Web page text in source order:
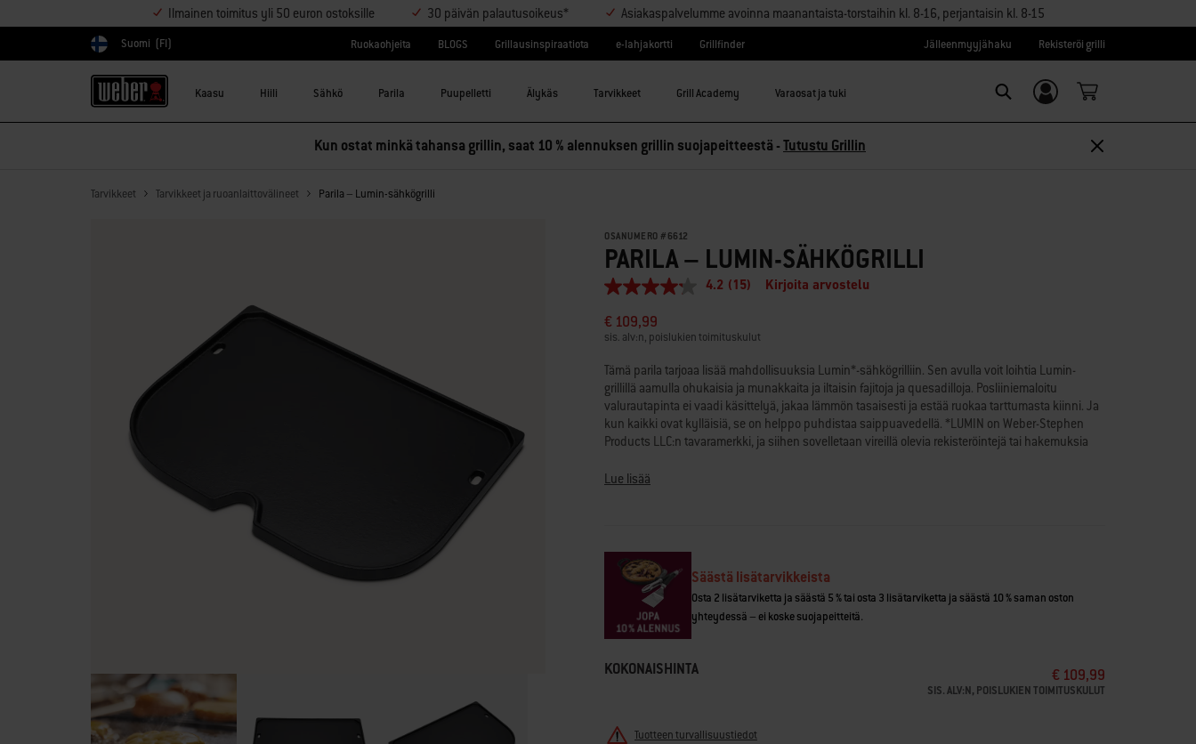
Ilmainen toimitus yli 50 euron ostoksille 30 päivän palautusoikeus* Asiakaspalvelumme avoinna maanantaista-torstaihin kl. 8-16, perjantaisin kl. 8-15
Valitse maa
Suomi (FI) Ruokaohjeita BLOGS Grillausinspiraatiota e-lahjakortti Grillfinder Jälleenmyyjähaku Rekisteröi grilli
Kaasu Hiili Sähkö Parila Puupelletti Älykäs Tarvikkeet Grill Academy Varaosat ja tuki
Kirjaudu sisään/
Rekisteröidy
Kun ostat minkä tahansa grillin, saat 10 % alennuksen grillin suojapeitteestä -Tutustu Grillin
Tarvikkeet Tarvikkeet ja ruoanlaittovälineet Parila – Lumin-sähkögrilli
OSANUMERO # 6612
PARILA – LUMIN-SÄHKÖGRILLI
4.2
5
tähteä,
keskimääräinen
arvosana.
Read
15
Reviews.
Saman
sivun
linkki.
4.2 (15) Kirjoita arvostelu
€ 109,99
sis. alv:n, poislukien toimituskulut
Tämä parila tarjoaa lisää mahdollisuuksia Lumin*-sähkögrilliin. Sen avulla voit loihtia Lumin-
grillillä aamulla ohukaisia ja munakkaita ja iltaisin fajitoja ja quesadilloja. Posliiniemaloitu
valurautapinta ei vaadi käsittelyä, jakaa lämmön tasaisesti ja estää ruokaa tarttumasta kiinni. Ja
kun kaikki ovat kylläisiä, se on helppo puhdistaa saippuavedellä. *LUMIN on Weber-Stephen
Products LLC:n tavaramerkki, ja siihen sovelletaan vireillä olevia rekisteröintejä tai hakemuksia
• Ruoka ei tartu posliiniemaloituun pinnoitteeseen
• Kohotetut reunat pitävät ruoan grillissä
• Suunniteltu korvaamaan Lumin-sähkögrillin grilliritilän
Lue lisää
Säästä lisätarvikkeista
Osta 2 lisätarviketta ja säästä 5 % tai osta 3 lisätarviketta ja säästä 10 % saman oston
yhteydessä – ei koske suojapeitteitä.
KOKONAISHINTA € 109,99
SIS. ALV:N, POISLUKIEN TOIMITUSKULUT
Tuotteen turvallisuustiedot